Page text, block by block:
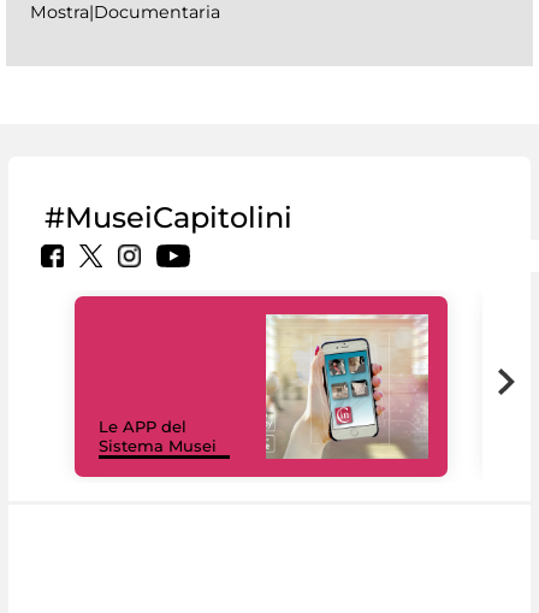
Mostra|Documentaria
#MuseiCapitolini
Le APP del
Sistema Musei